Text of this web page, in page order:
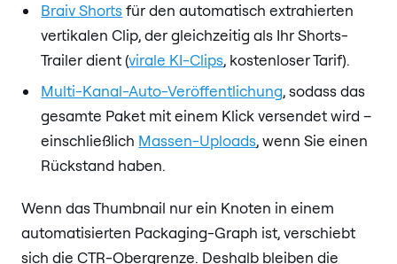
Braiv Shortsfür den automatisch extrahierten
vertikalen Clip, der gleichzeitig als Ihr Shorts-
Trailer dient (virale KI-Clips, kostenloser Tarif).
Multi-Kanal-Auto-Veröffentlichung, sodass das
gesamte Paket mit einem Klick versendet wird –
einschließlich Massen-Uploads, wenn Sie einen
Rückstand haben.
Wenn das Thumbnail nur ein Knoten in einem
automatisierten Packaging-Graph ist, verschiebt
sich die CTR-Obergrenze. Deshalb bleiben die